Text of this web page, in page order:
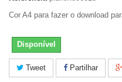
Cor A4 para fazer o download
Disponível
Tweet Partilhar